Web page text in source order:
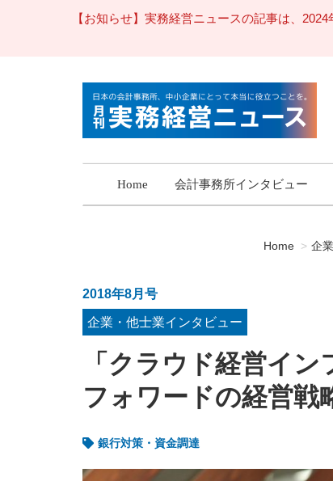
【お知らせ】実務経営ニュースの記事は、
Home 会計事務所インタビュー
Home 企
2018年8月号
企業・他士業インタビュー
「クラウド経営イ
フォワードの経営戦
銀行対策・資金調達